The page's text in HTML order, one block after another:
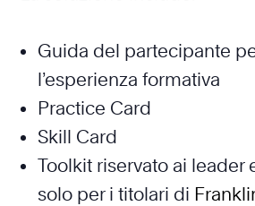
Guida del partecipante
l’esperienza formativa
Practice Card
Skill Card
Toolkit riservato ai leader
solo per i titolari di